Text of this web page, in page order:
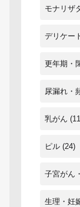
モナリザ
デリケー
更年期・
尿漏れ・
乳がん
ピル (24)
子宮がん
生理・妊